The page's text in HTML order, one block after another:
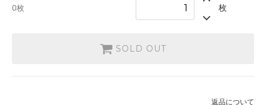
0枚 枚
SOLD OUT
返品について